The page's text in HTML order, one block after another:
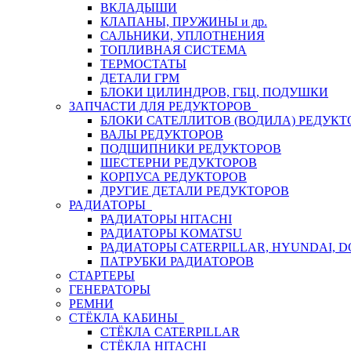
ВКЛАДЫШИ
КЛАПАНЫ, ПРУЖИНЫ и др.
САЛЬНИКИ, УПЛОТНЕНИЯ
ТОПЛИВНАЯ СИСТЕМА
ТЕРМОСТАТЫ
ДЕТАЛИ ГРМ
БЛОКИ ЦИЛИНДРОВ, ГБЦ, ПОДУШКИ
ЗАПЧАСТИ ДЛЯ РЕДУКТОРОВ
БЛОКИ САТЕЛЛИТОВ (ВОДИЛА)
ВАЛЫ РЕДУКТОРОВ
ПОДШИПНИКИ РЕДУКТОРОВ
ШЕСТЕРНИ РЕДУКТОРОВ
КОРПУСА РЕДУКТОРОВ
ДРУГИЕ ДЕТАЛИ РЕДУКТОРОВ
РАДИАТОРЫ
РАДИАТОРЫ HITACHI
РАДИАТОРЫ KOMATSU
РАДИАТОРЫ CATERPILLAR, HYUNDAI,
ПАТРУБКИ РАДИАТОРОВ
СТАРТЕРЫ
ГЕНЕРАТОРЫ
РЕМНИ
СТЁКЛА КАБИНЫ
СТЁКЛА CATERPILLAR
СТЁКЛА HITACHI